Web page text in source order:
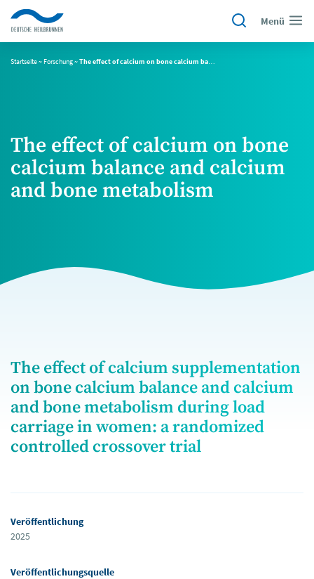
Menü
Startseite~Forschung~The effect of calcium on bone calcium balance and calcium and bone metabolism
The effect of calcium on bone
calcium balance and calcium
and bone metabolism
The effect of calcium supplementation
on bone calcium balance and calcium
and bone metabolism during load
carriage in women: a randomized
controlled crossover trial
Veröffentlichung
2025
Veröffentlichungsquelle